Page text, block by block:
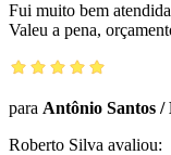
Fui muito bem
Valeu a pena,
para Antônio Santos /
Roberto Silva avaliou: